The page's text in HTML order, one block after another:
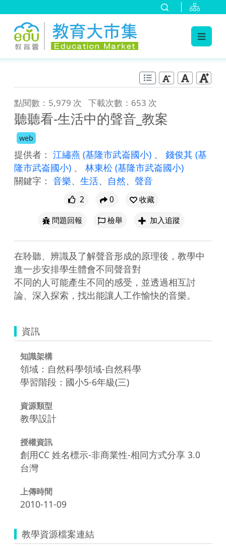
點閱數：5,979 次 下載次數：653 次
聽聽看-生活中的聲音_教案
web
提供者： 江繡燕 (基隆市武崙國小) 、 錢俊其 (基
隆市武崙國小) 、 林東松 (基隆市武崙國小)
關鍵字： 音樂、 生活、 自然、 聲音
2 0
收藏
問題回報
檢舉 加入追蹤
在聆聽、辨識及了解聲音形成的原理後，教學中
進一步安排學生體會不同聲音對
不同的人可能產生不同的感受，並透過相互討
論、深入探索，找出能讓人工作愉快的音樂。
資訊
知識架構
領域：自然科學領域-自然科學
學習階段：國小5-6年級(三)
資源類型
教學設計
授權資訊
創用CC 姓名標示-非商業性-相同方式分享 3.0
台灣
上傳時間
2010-11-09
教學資源檔案連結